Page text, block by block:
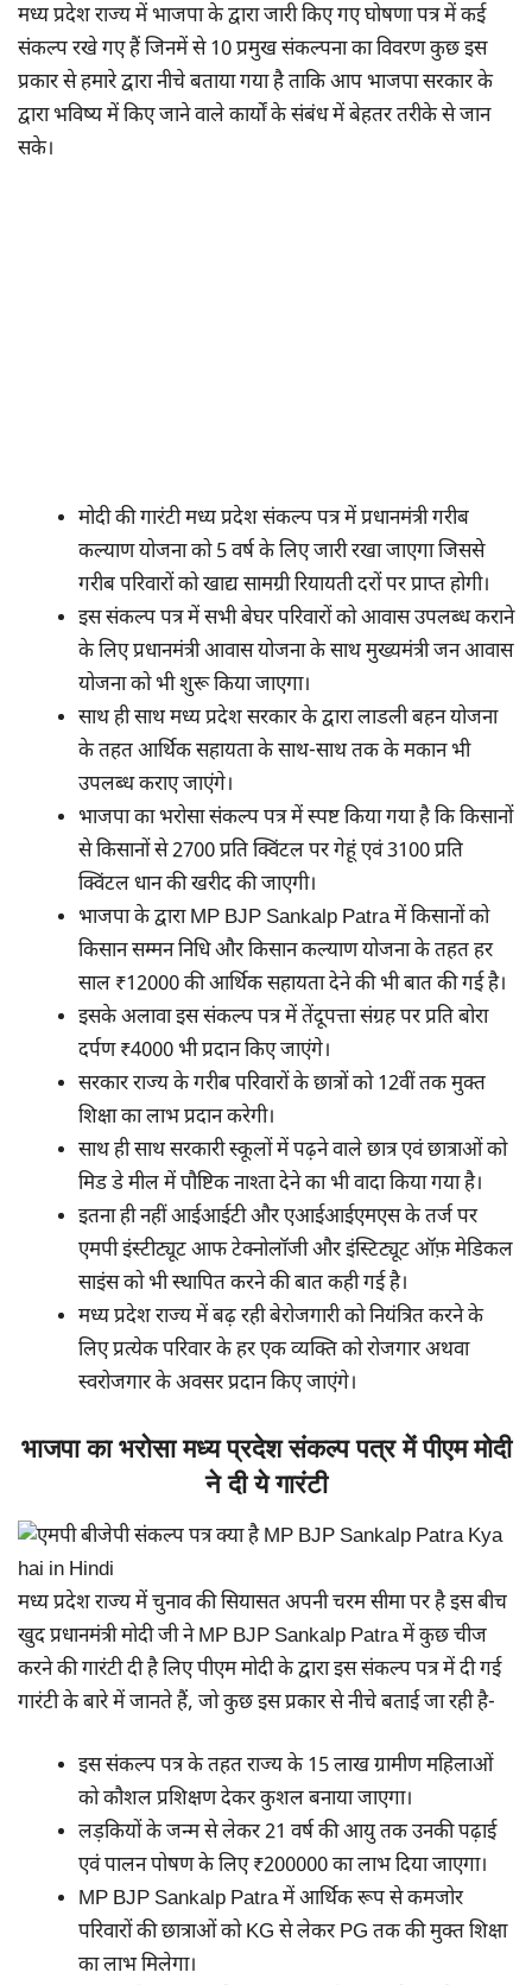
मध्य प्रदेश राज्य में भाजपा के द्वारा जारी किए गए घोषणा पत्र में कई
संकल्प रखे गए हैं जिनमें से 10 प्रमुख संकल्पना का विवरण कुछ इस
प्रकार से हमारे द्वारा नीचे बताया गया है ताकि आप भाजपा सरकार के
द्वारा भविष्य में किए जाने वाले कार्यों के संबंध में बेहतर तरीके से जान
सके।
मोदी की गारंटी मध्य प्रदेश संकल्प पत्र में प्रधानमंत्री गरीब
कल्याण योजना को 5 वर्ष के लिए जारी रखा जाएगा जिससे
गरीब परिवारों को खाद्य सामग्री रियायती दरों पर प्राप्त होगी।
इस संकल्प पत्र में सभी बेघर परिवारों को आवास उपलब्ध कराने
के लिए प्रधानमंत्री आवास योजना के साथ मुख्यमंत्री जन आवास
योजना को भी शुरू किया जाएगा।
साथ ही साथ मध्य प्रदेश सरकार के द्वारा लाडली बहन योजना
के तहत आर्थिक सहायता के साथ-साथ तक के मकान भी
उपलब्ध कराए जाएंगे।
भाजपा का भरोसा संकल्प पत्र में स्पष्ट किया गया है कि किसानों
से किसानों से 2700 प्रति क्विंटल पर गेहूं एवं 3100 प्रति
क्विंटल धान की खरीद की जाएगी।
भाजपा के द्वारा MP BJP Sankalp Patra में किसानों को
किसान सम्मन निधि और किसान कल्याण योजना के तहत हर
साल ₹12000 की आर्थिक सहायता देने की भी बात की गई है।
इसके अलावा इस संकल्प पत्र में तेंदूपत्ता संग्रह पर प्रति बोरा
दर्पण ₹4000 भी प्रदान किए जाएंगे।
सरकार राज्य के गरीब परिवारों के छात्रों को 12वीं तक मुक्त
शिक्षा का लाभ प्रदान करेगी।
साथ ही साथ सरकारी स्कूलों में पढ़ने वाले छात्र एवं छात्राओं को
मिड डे मील में पौष्टिक नाश्ता देने का भी वादा किया गया है।
इतना ही नहीं आईआईटी और एआईआईएमएस के तर्ज पर
एमपी इंस्टीट्यूट आफ टेक्नोलॉजी और इंस्टिट्यूट ऑफ़ मेडिकल
साइंस को भी स्थापित करने की बात कही गई है।
मध्य प्रदेश राज्य में बढ़ रही बेरोजगारी को नियंत्रित करने के
लिए प्रत्येक परिवार के हर एक व्यक्ति को रोजगार अथवा
स्वरोजगार के अवसर प्रदान किए जाएंगे।
भाजपा का भरोसा मध्य प्रदेश संकल्प पत्र में पीएम मोदी
ने दी ये गारंटी
मध्य प्रदेश राज्य में चुनाव की सियासत अपनी चरम सीमा पर है इस बीच
खुद प्रधानमंत्री मोदी जी ने MP BJP Sankalp Patra में कुछ चीज
करने की गारंटी दी है लिए पीएम मोदी के द्वारा इस संकल्प पत्र में दी गई
गारंटी के बारे में जानते हैं, जो कुछ इस प्रकार से नीचे बताई जा रही है-
इस संकल्प पत्र के तहत राज्य के 15 लाख ग्रामीण महिलाओं
को कौशल प्रशिक्षण देकर कुशल बनाया जाएगा।
लड़कियों के जन्म से लेकर 21 वर्ष की आयु तक उनकी पढ़ाई
एवं पालन पोषण के लिए ₹200000 का लाभ दिया जाएगा।
MP BJP Sankalp Patra में आर्थिक रूप से कमजोर
परिवारों की छात्राओं को KG से लेकर PG तक की मुक्त शिक्षा
का लाभ मिलेगा।